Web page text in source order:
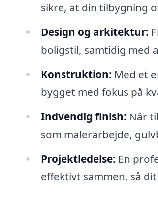
sikre, at din tilbygning
Design og arkitektur:
boligstil, samtidig med
Konstruktion: Med et
bygget med fokus på
Indvendig finish: Når
som malerarbejde,
Projektledelse: En
effektivt sammen, så